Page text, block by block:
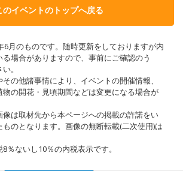
のイベントのトップへ戻る
月のものです。随時更新をしておりますが内
場合がありますので、事前にご確認のう
。
の他諸事情により、イベントの開催情報、
の開花・見頃期間などは変更になる場合が
は取材先から本ページへの掲載の許諾をい
のとなります。画像の無断転載(二次使用)は
％ないし10％の内税表示です。